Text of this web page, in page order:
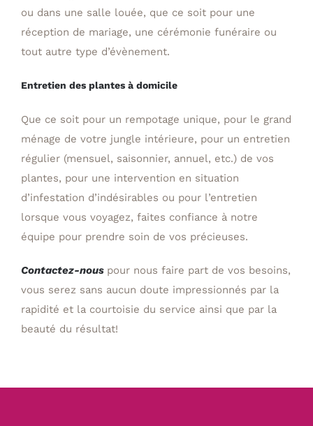
ou dans une salle louée, que ce soit pour une
réception de mariage, une cérémonie funéraire ou
tout autre type d’évènement.
Entretien des plantes à domicile
Que ce soit pour un rempotage unique, pour le grand
ménage de votre jungle intérieure, pour un entretien
régulier (mensuel, saisonnier, annuel, etc.) de vos
plantes, pour une intervention en situation
d’infestation d’indésirables ou pour l’entretien
lorsque vous voyagez, faites confiance à notre
équipe pour prendre soin de vos précieuses.
Contactez-nous pour nous faire part de vos besoins,
vous serez sans aucun doute impressionnés par la
rapidité et la courtoisie du service ainsi que par la
beauté du résultat!